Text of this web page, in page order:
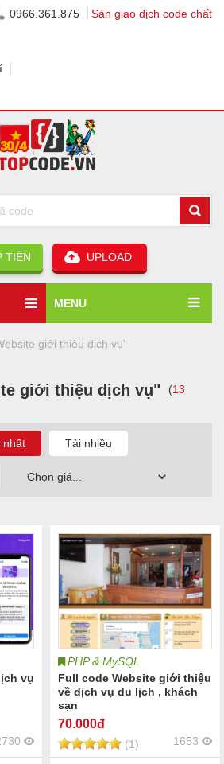
0966.361.875 Sàn giao dịch code chất
TIỀN UPLOAD
MENU
giới thiệu dịch vụ"
giới thiệu dịch vụ" (13
vụ
PHP & MySQL
Full code Website giới thiệu
về dịch vụ du lịch , khách
sạn
70.000đ
(1) 1653